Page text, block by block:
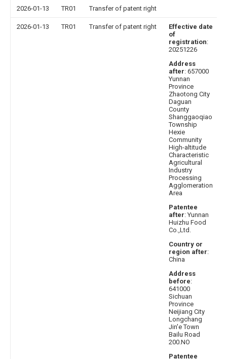
2026-01-13 TR01 Transfer of patent right
2026-01-13 TR01 Transfer of patent right
Effective date
of
registration:
20251226
Address
after: 657000
Yunnan
Province
Zhaotong City
Daguan
County
Shanggaoqiao
Township
Hexie
Community
High-altitude
Characteristic
Agricultural
Industry
Processing
Agglomeration
Area
Patentee
after: Yunnan
Huizhu Food
Co.,Ltd.
Country or
region after:
China
Address
before:
641000
Sichuan
Province
Neijiang City
Longchang
Jin'e Town
Bailu Road
200.NO
Patentee